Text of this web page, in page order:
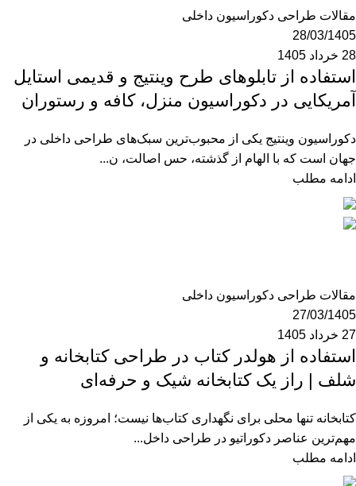
مقالات طراحی دکوراسیون داخلی
28/03/1405
28 خرداد 1405
استفاده از تابلوهای طرح وینتیج و قدیمی استایل
آمریکایی در دکوراسیون منزل، کافه و رستوران
دکوراسیون وینتیج یکی از محبوب‌ترین سبک‌های طراحی داخلی در
جهان است که با الهام از گذشته، حس اصالت، ن...
ادامه مطلب
مقالات طراحی دکوراسیون داخلی
27/03/1405
27 خرداد 1405
استفاده از هولدر کتاب در طراحی کتابخانه و
شلف | راز یک کتابخانه شیک و حرفه‌ای
کتابخانه تنها محلی برای نگهداری کتاب‌ها نیست؛ امروزه به یکی از
مهم‌ترین عناصر دکوراتیو در طراحی داخل...
ادامه مطلب